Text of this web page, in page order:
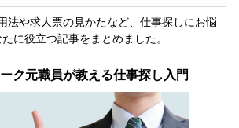
法や求人票の見かたなど、仕事探しにお悩
に役立つ記事をまとめました。
ク元職員が教える仕事探し入門